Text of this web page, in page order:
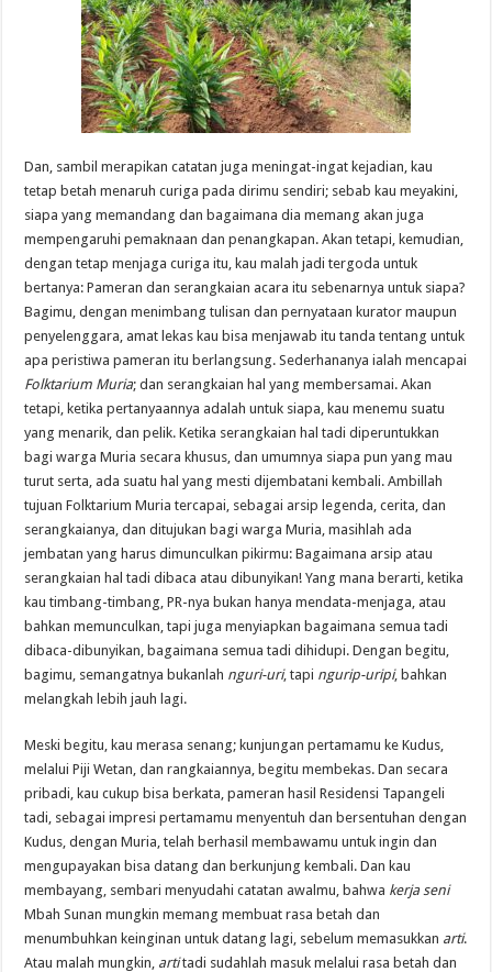
Dan, sambil merapikan catatan juga meningat-ingat kejadian, kau
tetap betah menaruh curiga pada dirimu sendiri; sebab kau meyakini,
siapa yang memandang dan bagaimana dia memang akan juga
mempengaruhi pemaknaan dan penangkapan. Akan tetapi, kemudian,
dengan tetap menjaga curiga itu, kau malah jadi tergoda untuk
bertanya: Pameran dan serangkaian acara itu sebenarnya untuk siapa?
Bagimu, dengan menimbang tulisan dan pernyataan kurator maupun
penyelenggara, amat lekas kau bisa menjawab itu tanda tentang untuk
apa peristiwa pameran itu berlangsung. Sederhananya ialah mencapai
Folktarium Muria; dan serangkaian hal yang membersamai. Akan
tetapi, ketika pertanyaannya adalah untuk siapa, kau menemu suatu
yang menarik, dan pelik. Ketika serangkaian hal tadi diperuntukkan
bagi warga Muria secara khusus, dan umumnya siapa pun yang mau
turut serta, ada suatu hal yang mesti dijembatani kembali. Ambillah
tujuan Folktarium Muria tercapai, sebagai arsip legenda, cerita, dan
serangkaianya, dan ditujukan bagi warga Muria, masihlah ada
jembatan yang harus dimunculkan pikirmu: Bagaimana arsip atau
serangkaian hal tadi dibaca atau dibunyikan! Yang mana berarti, ketika
kau timbang-timbang, PR-nya bukan hanya mendata-menjaga, atau
bahkan memunculkan, tapi juga menyiapkan bagaimana semua tadi
dibaca-dibunyikan, bagaimana semua tadi dihidupi. Dengan begitu,
bagimu, semangatnya bukanlah nguri-uri, tapi ngurip-uripi, bahkan
melangkah lebih jauh lagi.
Meski begitu, kau merasa senang; kunjungan pertamamu ke Kudus,
melalui Piji Wetan, dan rangkaiannya, begitu membekas. Dan secara
pribadi, kau cukup bisa berkata, pameran hasil Residensi Tapangeli
tadi, sebagai impresi pertamamu menyentuh dan bersentuhan dengan
Kudus, dengan Muria, telah berhasil membawamu untuk ingin dan
mengupayakan bisa datang dan berkunjung kembali. Dan kau
membayang, sembari menyudahi catatan awalmu, bahwa kerja seni
Mbah Sunan mungkin memang membuat rasa betah dan
menumbuhkan keinginan untuk datang lagi, sebelum memasukkan arti.
Atau malah mungkin, artitadi sudahlah masuk melalui rasa betah dan